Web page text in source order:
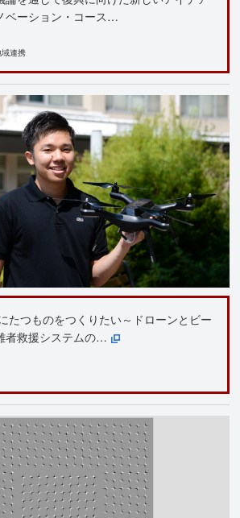
ーション・コース…
連携
たつものをつくりたい～ドローンとビー
者救援システムの…